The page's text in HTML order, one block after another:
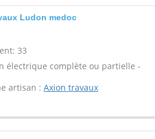
Ludon medoc
33
électrique complète ou partielle -
artisan : Axion travaux